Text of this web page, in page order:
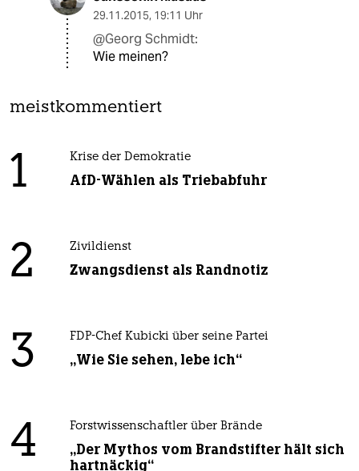
29.11.2015, 19:11 Uhr
@Georg Schmidt:
Wie meinen?
meistkommentiert
1 Krise der Demokratie
AfD-Wählen als Triebabfuhr
2 Zivildienst
Zwangsdienst als Randnotiz
3 FDP-Chef Kubicki über seine Partei
„Wie Sie sehen, lebe ich“
4 Forstwissenschaftler über Brände
„Der Mythos vom Brandstifter hält sich
hartnäckig“